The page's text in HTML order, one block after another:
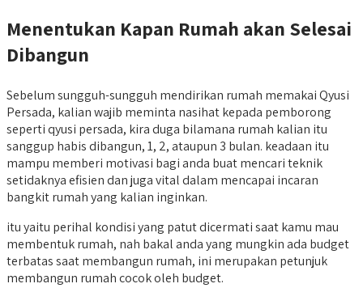
Menentukan Kapan Rumah akan Selesai
Dibangun
Sebelum sungguh-sungguh mendirikan rumah memakai Qyusi
Persada, kalian wajib meminta nasihat kepada pemborong
seperti qyusi persada, kira duga bilamana rumah kalian itu
sanggup habis dibangun, 1, 2, ataupun 3 bulan. keadaan itu
mampu memberi motivasi bagi anda buat mencari teknik
setidaknya efisien dan juga vital dalam mencapai incaran
bangkit rumah yang kalian inginkan.
itu yaitu perihal kondisi yang patut dicermati saat kamu mau
membentuk rumah, nah bakal anda yang mungkin ada budget
terbatas saat membangun rumah, ini merupakan petunjuk
membangun rumah cocok oleh budget.